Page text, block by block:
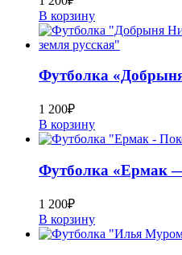
В корзину
Футболка
1 200₽
В корзину
Футболка «Ермак
1 200₽
В корзину